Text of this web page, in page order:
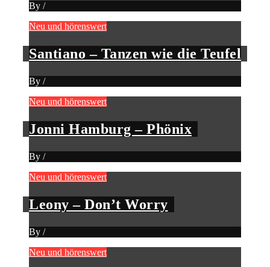
By /
Neu und hörenswert
Santiano – Tanzen wie die Teufel
By /
Neu und hörenswert
Jonni Hamburg – Phönix
By /
Neu und hörenswert
Leony – Don’t Worry
By /
Neu und hörenswert